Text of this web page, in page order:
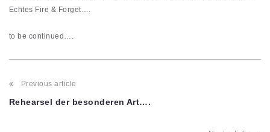
Echtes Fire & Forget….
to be continued….
Post
navigation
Previous article
Rehearsel der besonderen Art….